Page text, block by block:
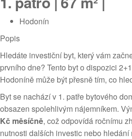
Hodonín
Popis
Hledáte investiční byt, který vám
prvního dne? Tento byt o dispozici
Hodoníně může být přesně tím, co
Byt se nachází v 1. patře bytového
obsazen spolehlivým nájemníkem.
Kč měsíčně, což odpovídá ročnímu
nutnosti dalších investic nebo hledání